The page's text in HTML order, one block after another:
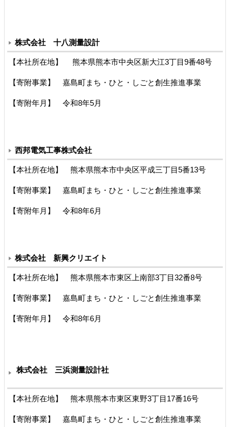
株式会社 十八測量設計
【本社所在地】 熊本県熊本市中央区新大江3丁目9番48号
【寄附事業】 嘉島町まち・ひと・しごと創生推進事業
【寄附年月】 令和8年5月
西邦電気工事株式会社
【本社所在地】 熊本県熊本市中央区平成三丁目5番13号
【寄附事業】 嘉島町まち・ひと・しごと創生推進事業
【寄附年月】 令和8年6月
株式会社 新興クリエイト
【本社所在地】 熊本県熊本市東区上南部3丁目32番8号
【寄附事業】 嘉島町まち・ひと・しごと創生推進事業
【寄附年月】 令和8年6月
株式会社 三浜測量設計社
【本社所在地】 熊本県熊本市東区東野3丁目17番16号
【寄附事業】 嘉島町まち・ひと・しごと創生推進事業